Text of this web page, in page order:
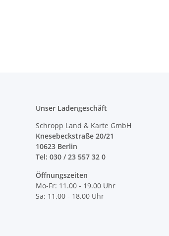
Unser Ladengeschäft
Schropp Land & Karte GmbH
Knesebeckstraße 20/21
10623 Berlin
Tel: 030 / 23 557 32 0
Öffnungszeiten
Mo-Fr: 11.00 - 19.00 Uhr
Sa: 11.00 - 18.00 Uhr